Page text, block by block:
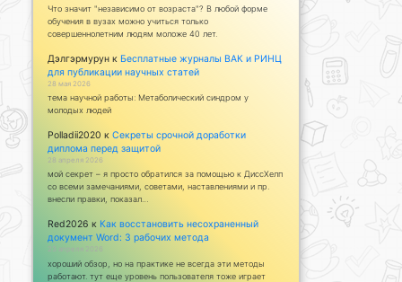
Что значит "независимо от возраста"? В любой форме
обучения в вузах можно учиться только
совершеннолетним людям моложе 40 лет.
Дэлгэрмурун к Бесплатные журналы ВАК и РИНЦ
для публикации научных статей
28 мая 2026
тема научной работы: Метаболический синдром у
молодых людей
Polladii2020 к Секреты срочной доработки
диплома перед защитой
28 апреля 2026
мой секрет – я просто обратился за помощью к ДиссХелп
со всеми замечаниями, советами, наставлениями и пр.
внесли правки, показал…
Red2026 к Как восстановить несохраненный
документ Word: 3 рабочих метода
23 апреля 2026
хороший обзор, но на практике не всегда эти методы
работают. тут еще уровень пользователя тоже играет